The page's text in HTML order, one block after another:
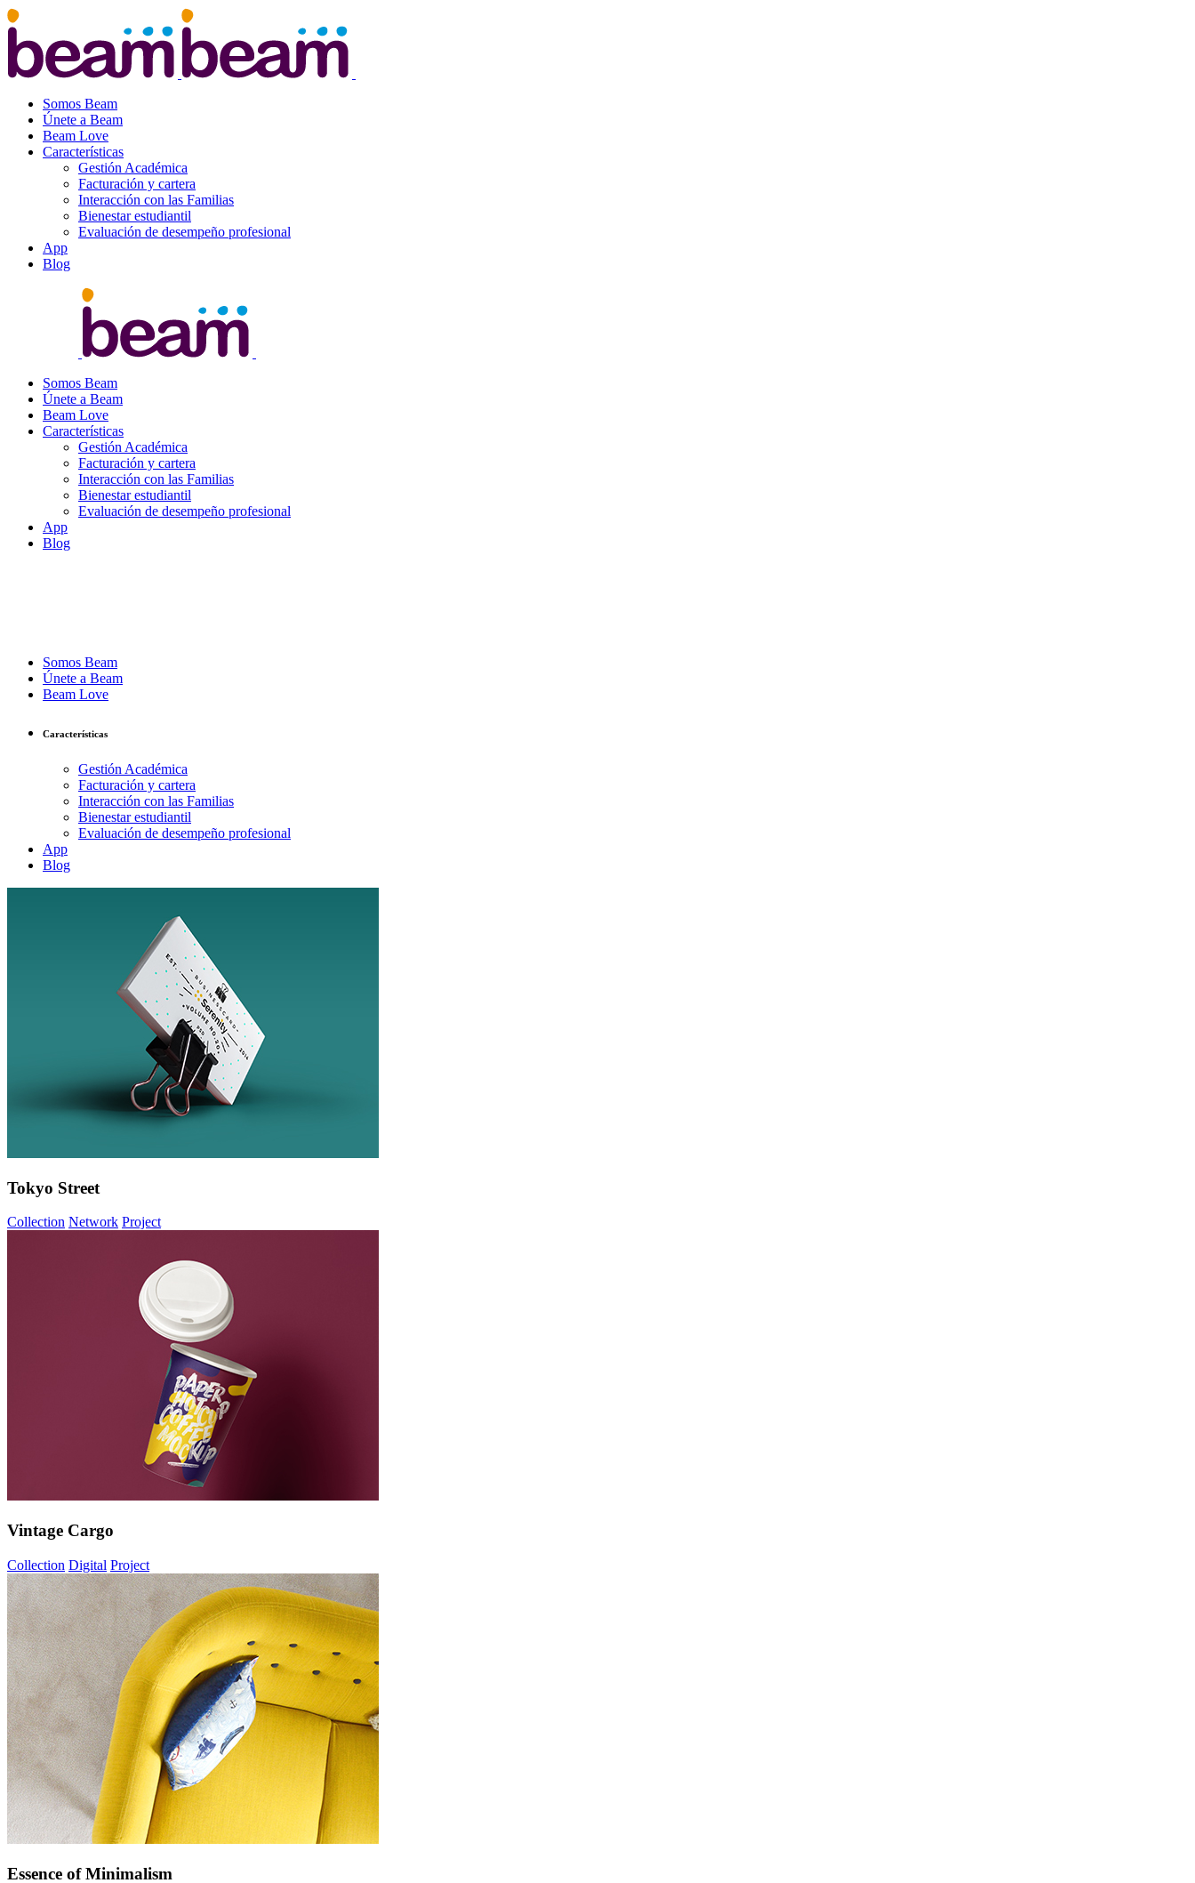
Somos Beam
Únete a Beam
Beam Love
Características
Gestión Académica
Facturación y cartera
Interacción con las Familias
Bienestar estudiantil
Evaluación de desempeño profesional
App
Blog
Somos Beam
Únete a Beam
Beam Love
Características
Gestión Académica
Facturación y cartera
Interacción con las Familias
Bienestar estudiantil
Evaluación de desempeño profesional
App
Blog
Somos Beam
Únete a Beam
Beam Love
Características
Gestión Académica
Facturación y cartera
Interacción con las Familias
Bienestar estudiantil
Evaluación de desempeño profesional
App
Blog
Tokyo Street
Collection Network Project
Vintage Cargo
Collection Digital Project
Essence of Minimalism